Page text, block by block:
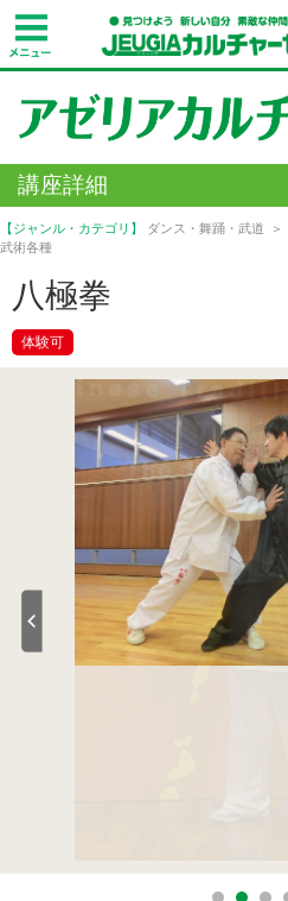
講座詳細
【ジャンル・カテゴリ】 ダンス・舞踊・武道
武術各種
八極拳
体験可